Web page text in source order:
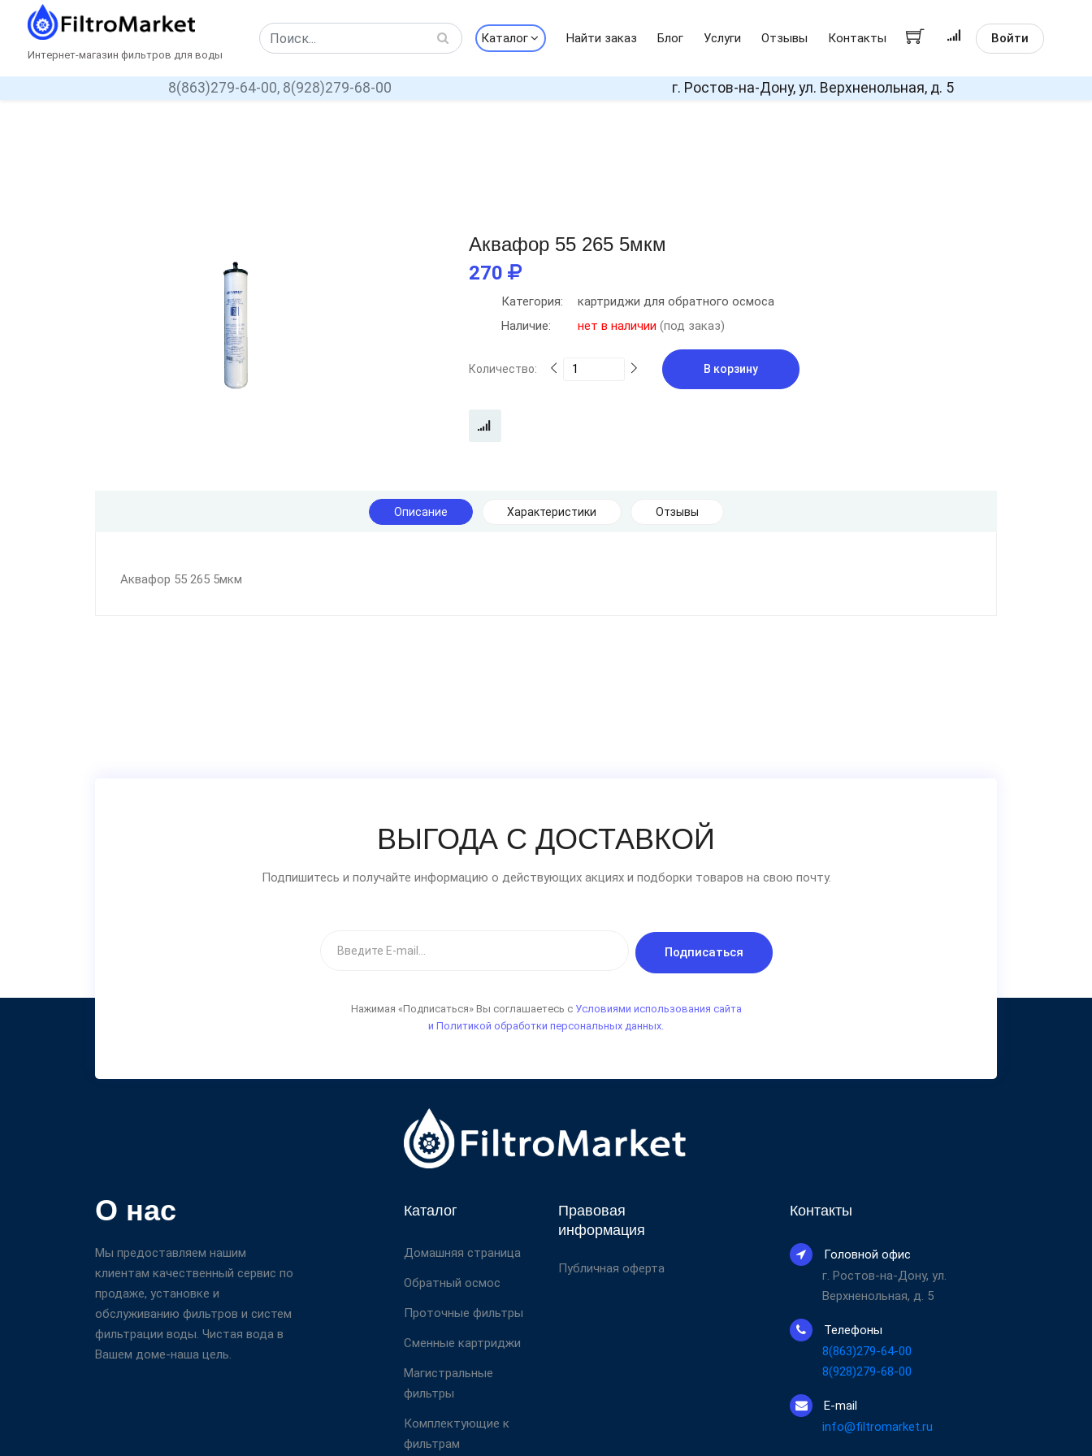
Интернет-магазин фильтров для воды
Каталог Найти заказ Блог Услуги Отзывы Контакты Войти
8(863)279-64-00, 8(928)279-68-00 г. Ростов-на-Дону, ул. Верхненольная, д. 5
Аквафор 55 265 5мкм
270
Категория:
картриджи для обратного осмоса
Наличие:
нет в наличии (под заказ)
Количество: В корзину
Описание Характеристики Отзывы
Аквафор 55 265 5мкм
ВЫГОДА С ДОСТАВКОЙ
Подпишитесь и получайте информацию о действующих акциях и подборки товаров на свою почту.
Подписаться
Нажимая «Подписаться» Вы соглашаетесь с Условиями использования сайта
и Политикой обработки персональных данных.
О нас
Мы предоставляем нашим
клиентам качественный сервис по
продаже, установке и
обслуживанию фильтров и систем
фильтрации воды. Чистая вода в
Вашем доме-наша цель.
Каталог
Домашняя страница
Обратный осмос
Проточные фильтры
Сменные картриджи
Магистральные
фильтры
Комплектующие к
фильтрам
Правовая
информация
Публичная оферта
Контакты
Головной офис
г. Ростов-на-Дону, ул.
Верхненольная, д. 5
Телефоны
8(863)279-64-00
8(928)279-68-00
E-mail
info@filtromarket.ru